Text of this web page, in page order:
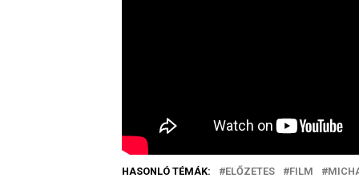
HASONLÓ TÉMÁK: ELŐZETES FILM